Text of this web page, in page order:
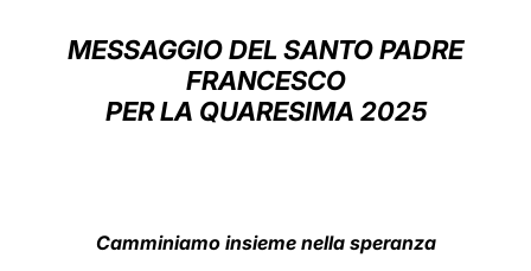
MESSAGGIO DEL SANTO PADRE
FRANCESCO
PER LA QUARESIMA 2025
Camminiamo insieme nella speranza